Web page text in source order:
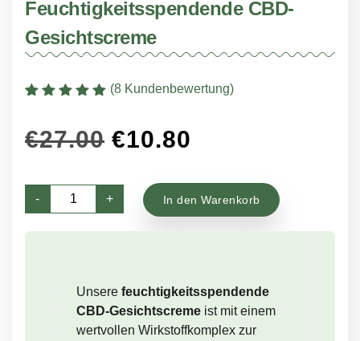
Feuchtigkeitsspendende CBD-
Gesichtscreme
basierend auf
Kundenbewertung
(8 Kundenbewertung)
€27.00 Ursprünglicher
war:
€27.00
€10.80
ist:
-
Feuchtigkeitsspendende
CBD-
Gesichtscreme
+ In den Warenkorb
Unsere feuchtigkeitsspendende
CBD-Gesichtscreme ist mit einem
wertvollen Wirkstoffkomplex zur